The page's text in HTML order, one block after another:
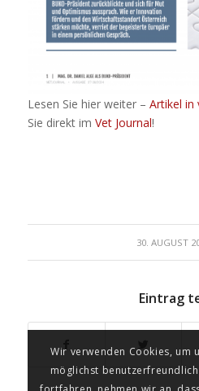
Lesen Sie hier weiter – Artikel in
Sie direkt im Vet Journal!
30. AUGUST
/
Eintrag
Wir verwenden Cookies, um
möglichst